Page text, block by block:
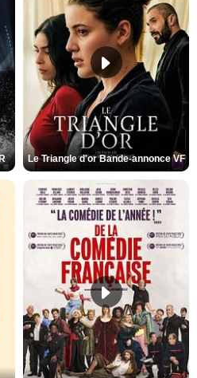
Le Triangle d'or Bande-annonce VF